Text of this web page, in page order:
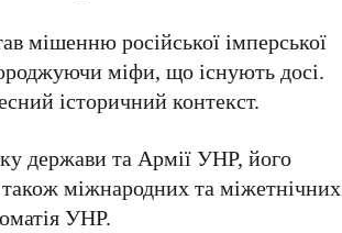
мішенню російської імперської
міфи, що існують досі.
історичний контекст.
держави та Армії УНР, його
міжнародних та міжетнічних
УНР.